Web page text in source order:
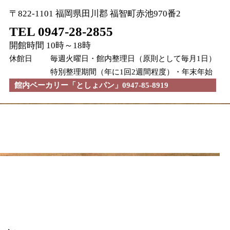
〒822-1101 福岡県田川郡 福智町赤池970番2
TEL 0947-28-2855
開館時間 10時～18時
休館日
毎週火曜日・館内整理日（原則として毎月1日）
特別整理期間（年に1回2週間程度）・年末年始
館内ベーカリー「としょパン」0947-85-8919